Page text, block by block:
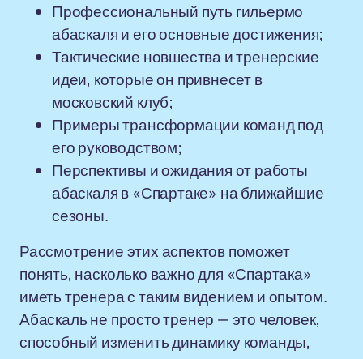
Профессиональный путь гильермо
абаскаля и его основные достижения;
Тактические новшества и тренерские
идеи, которые он привнесет в
московский клуб;
Примеры трансформации команд под
его руководством;
Перспективы и ожидания от работы
абаскаля в «Спартаке» на ближайшие
сезоны.
Рассмотрение этих аспектов поможет
понять, насколько важно для «Спартака»
иметь тренера с таким видением и опытом.
Абаскаль не просто тренер — это человек,
способный изменить динамику команды,